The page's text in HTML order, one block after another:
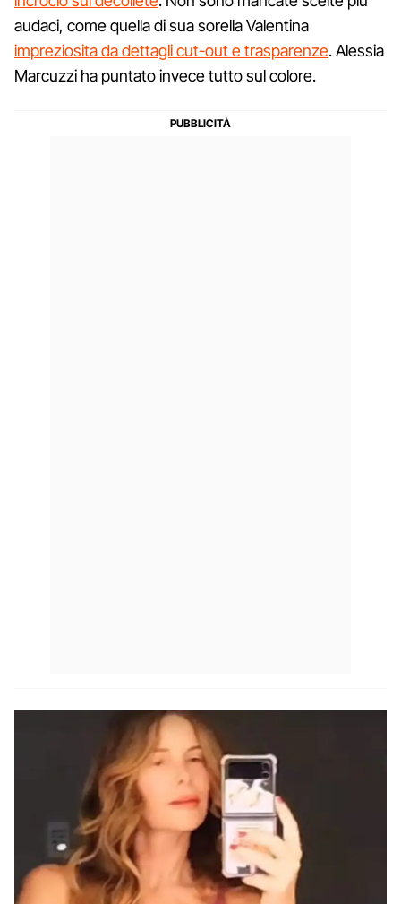
audaci, come quella di sua sorella Valentina
impreziosita da dettagli cut-out e trasparenze. Alessia
Marcuzzi ha puntato invece tutto sul colore.